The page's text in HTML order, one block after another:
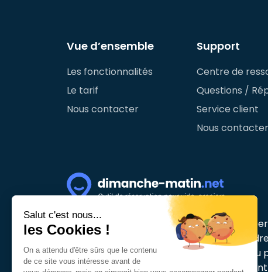
Vue d’ensemble
Les fonctionnalités
Le tarif
Nous contacter
Support
Centre de
Questions /
Service client
Nous contacter
Dimanche Matin est une plateforme qui
greniers ou de marché aux puces de
est possible de réserver en ligne, grâce au
vendre en direct, d'éditer les pass
Salut c'est nous...
les Cookies !
On a attendu d'être sûrs que le contenu
de ce site vous intéresse avant de